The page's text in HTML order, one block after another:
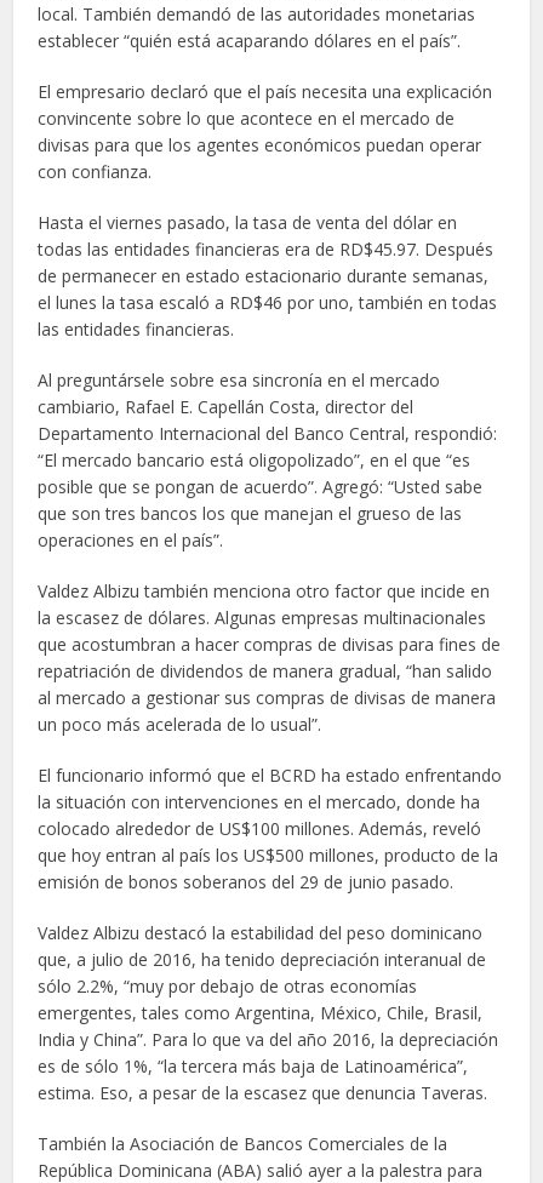
local. También demandó de las autoridades monetarias
establecer “quién está acaparando dólares en el país”.
El empresario declaró que el país necesita una explicación
convincente sobre lo que acontece en el mercado de
divisas para que los agentes económicos puedan operar
con confianza.
Hasta el viernes pasado, la tasa de venta del dólar en
todas las entidades financieras era de RD$45.97. Después
de permanecer en estado estacionario durante semanas,
el lunes la tasa escaló a RD$46 por uno, también en todas
las entidades financieras.
Al preguntársele sobre esa sincronía en el mercado
cambiario, Rafael E. Capellán Costa, director del
Departamento Internacional del Banco Central, respondió:
“El mercado bancario está oligopolizado”, en el que “es
posible que se pongan de acuerdo”. Agregó: “Usted sabe
que son tres bancos los que manejan el grueso de las
operaciones en el país”.
Valdez Albizu también menciona otro factor que incide en
la escasez de dólares. Algunas empresas multinacionales
que acostumbran a hacer compras de divisas para fines de
repatriación de dividendos de manera gradual, “han salido
al mercado a gestionar sus compras de divisas de manera
un poco más acelerada de lo usual”.
El funcionario informó que el BCRD ha estado enfrentando
la situación con intervenciones en el mercado, donde ha
colocado alrededor de US$100 millones. Además, reveló
que hoy entran al país los US$500 millones, producto de la
emisión de bonos soberanos del 29 de junio pasado.
Valdez Albizu destacó la estabilidad del peso dominicano
que, a julio de 2016, ha tenido depreciación interanual de
sólo 2.2%, “muy por debajo de otras economías
emergentes, tales como Argentina, México, Chile, Brasil,
India y China”. Para lo que va del año 2016, la depreciación
es de sólo 1%, “la tercera más baja de Latinoamérica”,
estima. Eso, a pesar de la escasez que denuncia Taveras.
También la Asociación de Bancos Comerciales de la
República Dominicana (ABA) salió ayer a la palestra para